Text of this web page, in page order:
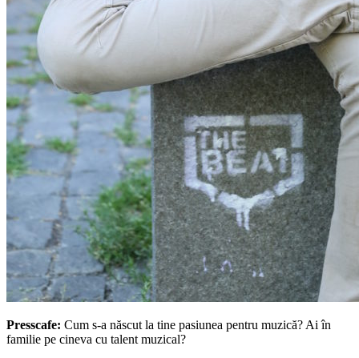
Presscafe: Cum s-a născut la tine pasiunea pentru muzică? Ai în
familie pe cineva cu talent muzical?